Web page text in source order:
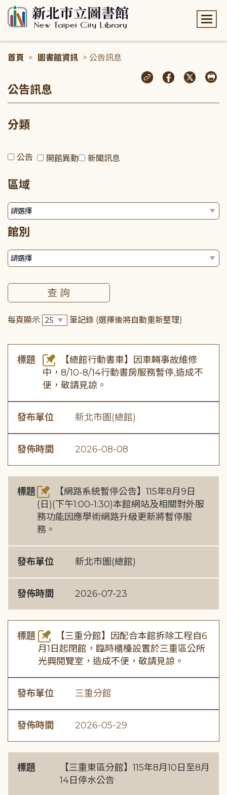
首頁 > 圖書館資訊 > 公告訊息
公告訊息
分類
公告 開館異動 新聞訊息
區域
館別
每頁顯示 筆記錄 (選擇後將自動重新整理)
標題
【總館行動書車】因車輛事故維修
中，8/10-8/14行動書房服務暫停,造成不
便，敬請見諒。
發布單位 新北市圖(總館)
發佈時間 2026-08-08
標題
【網路系統暫停公告】115年8月9日
(日)(下午1:00-1:30)本館網站及相關對外服
務功能因應學術網路升級更新將暫停服
務。
發布單位 新北市圖(總館)
發佈時間 2026-07-23
標題
【三重分館】因配合本館拆除工程自6
月1日起閉館，臨時櫃檯設置於三重區公所
光興閱覽室，造成不便，敬請見諒。
發布單位 三重分館
發佈時間 2026-05-29
標題
【三重東區分館】115年8月10日至8月
14日停水公告